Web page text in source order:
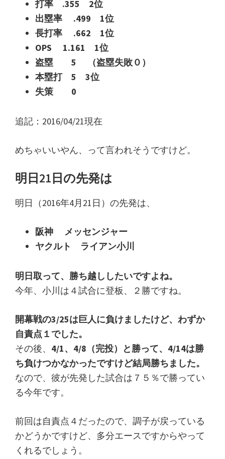
打率 .355 2位
出塁率 .499 1位
長打率 .662 1位
OPS 1.161 1位
盗塁 5 （盗塁失敗０）
本塁打 5 3位
失策 0
追記：2016/04/21現在
めちゃいいやん、って言われそうですけど。
明日21日の先発は
明日（2016年4月21日）の先発は、
阪神 メッセンジャー
ヤクルト ライアン小川
明日取って、勝ち越ししたいですよね。
今年、小川は４試合に登板、２勝ですね。
開幕戦の3/25は巨人に負けましたけど、わずか
自責点１でした。
その後、 4/1、4/8（完投）と勝って、4/14は勝
ち負けつかなかったですけど結局勝ちました。
なので、彼が先発した試合は７５％で勝ってい
る今年です。
前回は自責点４だったので、調子が戻っている
かどうかですけど、多分エースですからやって
くれるでしょう。